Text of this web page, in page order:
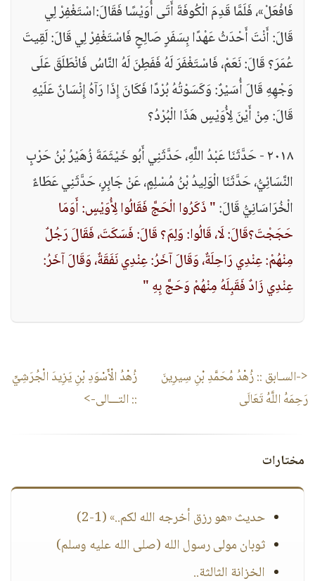
فَافْعَلْ»، فَلَمَّا قَدِمَ الْكُوفَةَ أَتَى أُوَيْسًا فَقَالَ:اسْتَغْفِرْ لِي
قَالَ: أَنْتَ أَحْدَثُ عَهْدًا بِسَفَرٍ صَالِحٍ فَاسْتَغْفِرْ لِي قَالَ: لَقِيتَ
عُمَرَ؟ قَالَ: نَعَمْ، فَاسْتَغْفَرَ لَهُ فَفَطِنَ لَهُ النَّاسُ فَانْطَلَقَ عَلَى
وَجْهِهِ قَالَ أُسَيْرٌ: وَكَسَوْتُهُ بُرْدًا فَكَانَ إِذَا رَآهُ إِنْسَانٌ عَلَيْهِ
قَالَ: مِنْ أَيْنَ لِأُوَيْسٍ هَذَا الْبُرْدُ؟
٢٠١٨ - حَدَّثَنَا عَبْدُ اللَّهِ، حَدَّثَنِي أَبُو خَيْثَمَةَ زُهَيْرُ بْنُ حَرْبٍ
النَّسَائِيُّ، حَدَّثَنَا الْوَلِيدُ بْنُ مُسْلِمٍ، عَنْ جَابِرٍ، حَدَّثَنِي عَطَاءٌ
الْخُرَاسَانِيُّ قَالَ:" ذَكَرُوا الْحَجَّ فَقَالُوا لِأُوَيْسٍ: أَوَمَا
حَجَجْتَ؟قَالَ: لَا، قَالُوا: وَلِمَ؟ قَالَ: فَسَكَتَ، فَقَالَ رَجُلٌ
مِنْهُمْ: عِنْدِي رَاحِلَةٌ، وَقَالَ آخَرُ: عِنْدِي نَفَقَةٌ، وَقَالَ آخَرُ:
عِنْدِي زَادٌ فَقَبِلَهُ مِنْهُمْ وَحَجَّ بِهِ "
<-السـابق ::زُهْدُ مُحَمَّدِ بْنِ سِيرِينَ
رَحِمَهُ اللَّهُ تَعَالَى
زُهْدُ الْأَسْوَدِ بْنِ يَزِيدَ الْجُرَشِيِّ
:: التـــالى->
مختارات
حديث «هو رزق أخرجه الله لكم..» (1-2)
ثوبان مولى رسول الله (صلى الله عليه وسلم)
الخزانة الثالثة..